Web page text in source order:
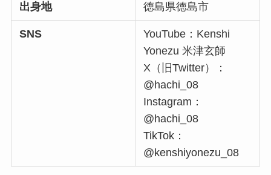
出身地 徳島県徳島市
SNS
YouTube：Kenshi
Yonezu 米津玄師
X（旧Twitter）：
@hachi_08
Instagram：
@hachi_08
TikTok：
@kenshiyonezu_08